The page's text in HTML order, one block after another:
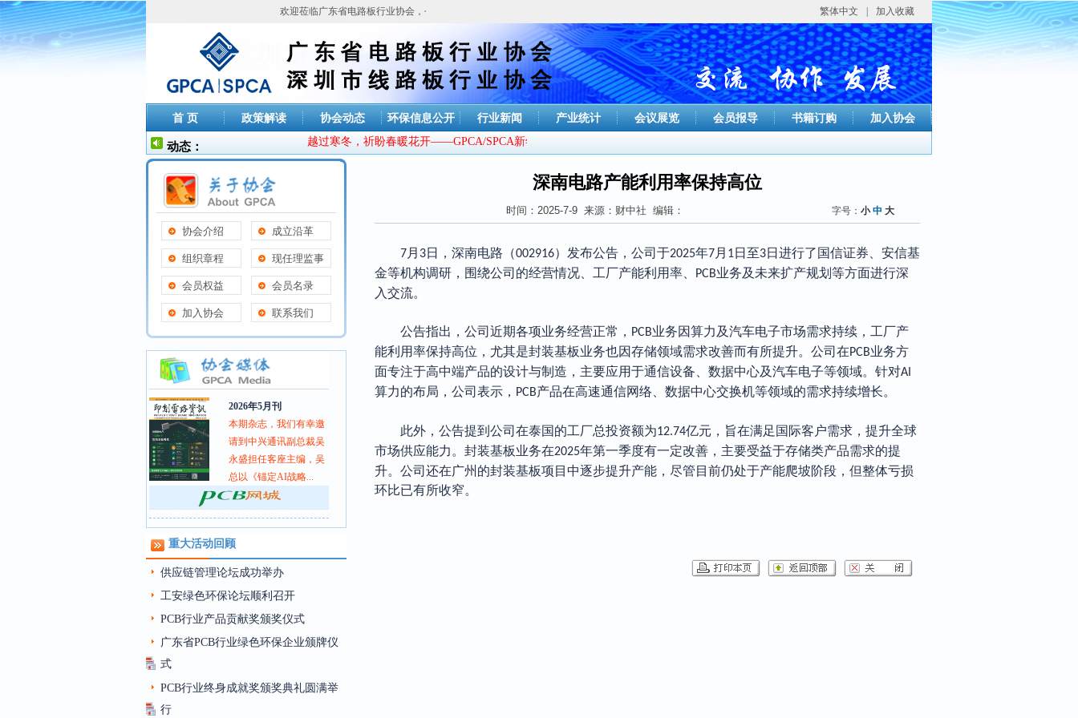
欢迎莅临广东省电路板行业协会，今天是 繁体中文 加入收藏
首 页 政策解读 协会动态 环保信息公开 行业新闻 产业统计 会议展览 会员报导 书籍订购 加入协会
动态： 越过寒冬，祈盼春暖花开——GPCA/SPCA新年贺词
协会介绍 成立沿革
组织章程 现任理监事
会员权益 会员名录
加入协会 联系我们
2026年5月刊
本期杂志，我们有幸邀
请到中兴通讯副总裁吴
永盛担任客座主编，吴
总以《锚定AI战略...
重大活动回顾
供应链管理论坛成功举办
工安绿色环保论坛顺利召开
PCB行业产品贡献奖颁奖仪式
广东省PCB行业绿色环保企业颁牌仪
式
PCB行业终身成就奖颁奖典礼圆满举
行
深南电路产能利用率保持高位
时间：2025-7-9 来源：财中社 编辑： 字号： 小 中 大
7月 3日，深南电路（002916）发布公告，公司于2025年7月 1日至3日进行了国信证券、安信基
金等机构调研，围绕公司的经营情况、工厂产能利用率、
PCB业务及未来扩产规划等方面进行深
入交流。
公告指出， 公司近期各项业务经营正常， PCB业务因算力及汽车电子市场需求持续，工厂产
能利用率保持高位，尤其是封装基板业务也因存储领域需求改善而有所提升。 公司在PCB业务方
面专注于高中端产品的设计与制造，主要应用于通信设备、数据中心及汽车电子等领域。针对AI
算力的布局，公司表示， PCB产品在高速通信网络、数据中心交换机等领域的需求持续增长。
此外，公告提到公司在泰国的工厂总投资额为12.74亿元，旨在满足国际客户需求，提升全球
市场供应能力。 封装基板业务在2025年第一季度有一定改善，主要受益于存储类产品需求的提
升。 公司还在广州的封装基板项目中逐步提升产能，尽管目前仍处于产能爬坡阶段，但整体亏损
环比已有所收窄。